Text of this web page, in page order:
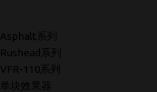
Asphalt系列
Rushead系列
VFR-110系列
单块效果器